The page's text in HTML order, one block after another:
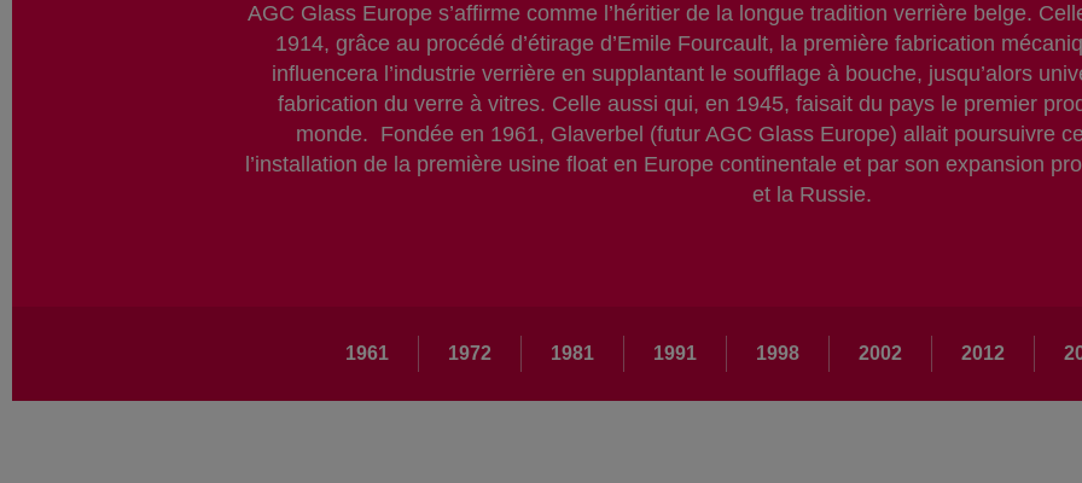
AGC Glass Europe s’affirme comme l’héritier de la longue tradition verrière belge.
1914, grâce au procédé d’étirage d’Emile Fourcault, la première fabrication
influencera l’industrie verrière en supplantant le soufflage à bouche, jusqu’alors
fabrication du verre à vitres. Celle aussi qui, en 1945, faisait du pays le premier
monde. Fondée en 1961, Glaverbel (futur AGC Glass Europe) allait poursuivre
l’installation de la première usine float en Europe continentale et par son expansion
et la Russie.
1961 1972 1981 1991 1998 2002 2012